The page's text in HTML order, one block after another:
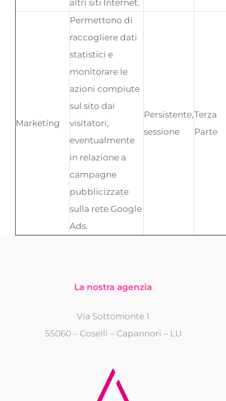
altri siti Internet.
Marketing
Permettono di
raccogliere dati
statistici e
monitorare le
azioni compiute
sul sito dai
visitatori,
eventualmente
in relazione a
campagne
pubblicizzate
sulla rete Google
Ads.
Persistente,
sessione
Terza
Parte
La nostra agenzia
Via Sottomonte 1
55060 – Coselli – Capannori – LU